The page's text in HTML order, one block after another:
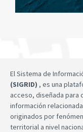
El Sistema de
(SIGRID) , es una
acceso, diseñada para
información
originados por
territorial a nivel